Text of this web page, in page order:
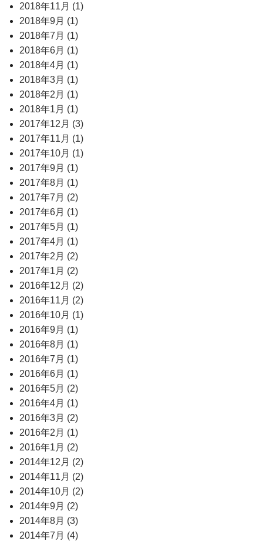
2018年11月 (1)
2018年9月 (1)
2018年7月 (1)
2018年6月 (1)
2018年4月 (1)
2018年3月 (1)
2018年2月 (1)
2018年1月 (1)
2017年12月 (3)
2017年11月 (1)
2017年10月 (1)
2017年9月 (1)
2017年8月 (1)
2017年7月 (2)
2017年6月 (1)
2017年5月 (1)
2017年4月 (1)
2017年2月 (2)
2017年1月 (2)
2016年12月 (2)
2016年11月 (2)
2016年10月 (1)
2016年9月 (1)
2016年8月 (1)
2016年7月 (1)
2016年6月 (1)
2016年5月 (2)
2016年4月 (1)
2016年3月 (2)
2016年2月 (1)
2016年1月 (2)
2014年12月 (2)
2014年11月 (2)
2014年10月 (2)
2014年9月 (2)
2014年8月 (3)
2014年7月 (4)